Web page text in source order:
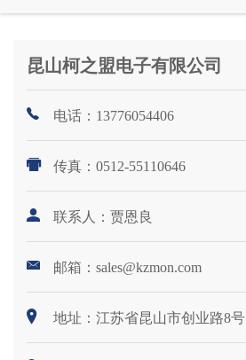
昆山柯之盟电子有限公司
电话：13776054406
传真：0512-55110646
联系人：贾恩良
邮箱：sales@kzmon.com
地址：江苏省昆山市创业路8号